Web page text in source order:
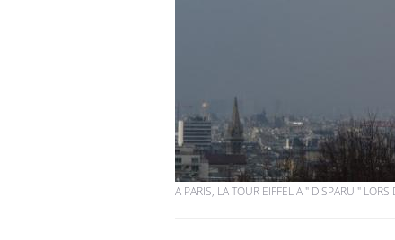
A PARIS, LA TOUR EIFFEL A " DISPARU "